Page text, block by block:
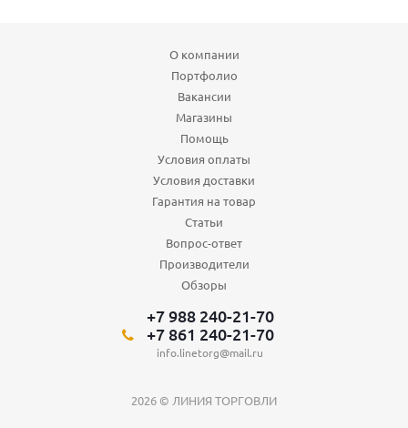
О компании
Портфолио
Вакансии
Магазины
Помощь
Условия оплаты
Условия доставки
Гарантия на товар
Статьи
Вопрос-ответ
Производители
Обзоры
+7 988 240-21-70
+7 861 240-21-70
info.linetorg@mail.ru
2026 © ЛИНИЯ ТОРГОВЛИ